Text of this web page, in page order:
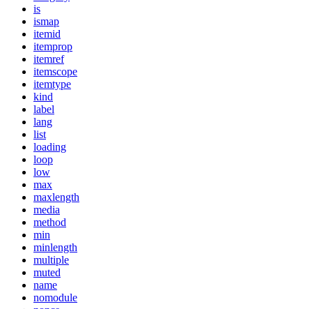
is
ismap
itemid
itemprop
itemref
itemscope
itemtype
kind
label
lang
list
loading
loop
low
max
maxlength
media
method
min
minlength
multiple
muted
name
nomodule